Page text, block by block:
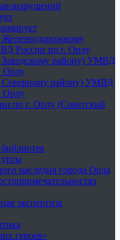
России по г. Орлу
району) УМВД
Орлу
району) УМВД
Орлу
по г. Орлу (Советский
наследия города Орла
экспертиза
героев»